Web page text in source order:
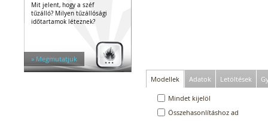
Mit jelent, hogy a széf
tűzálló? Milyen tűzállósági
időtartamok léteznek?
» Megmutatjuk
Modellek Adatok Letöltések
Mindet kijelöl
Összehasonlításhoz ad